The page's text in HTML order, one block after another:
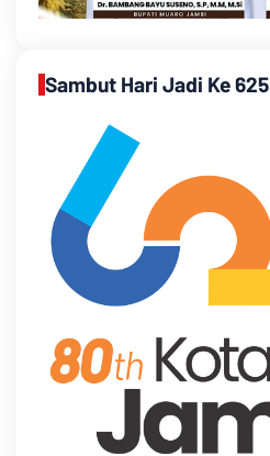
Sambut Hari Jadi Ke 625